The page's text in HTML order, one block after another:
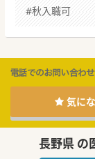
#秋入職可
気に
長野県 の